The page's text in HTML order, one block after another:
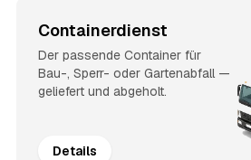
Containerdienst
Der passende Container für
Bau-, Sperr- oder Gartenabfall —
geliefert und abgeholt.
Details